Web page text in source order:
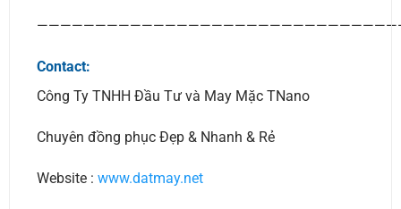
Contact:
Công Ty TNHH Đầu Tư và May Mặc TNano
Chuyên đồng phục Đẹp & Nhanh & Rẻ
Website : www.datmay.net